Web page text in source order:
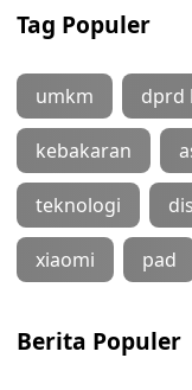
Tag Populer
umkm dprd
kebakaran
teknologi
xiaomi pad
Berita Populer